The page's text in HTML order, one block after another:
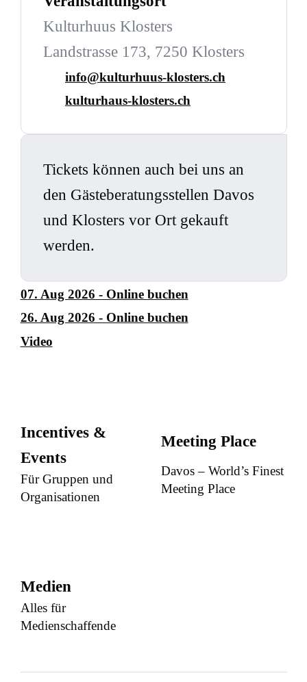
Kulturhuus Klosters
Landstrasse 173, 7250 Klosters
info@kulturhuus-klosters.ch
kulturhaus-klosters.ch
Tickets können auch bei uns an
den Gästeberatungsstellen Davos
und Klosters vor Ort gekauft
werden.
07. Aug 2026 - Online buchen
26. Aug 2026 - Online buchen
Video
Incentives &
Events
Für Gruppen und
Organisationen
Meeting Place
Davos – World’s Finest
Meeting Place
Medien
Alles für
Medienschaffende